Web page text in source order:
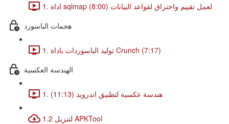
1. اداة sqlmap لعمل تقييم واختراق لقواعد البيانات (8:00)
هجمات الباسورد
1. توليد الباسوردات باداة Crunch (7:17)
الهندسة العكسية
1. هندسة عكسية لتطبيق اندرويد (11:13)
1.2 لتنزيل APKTool